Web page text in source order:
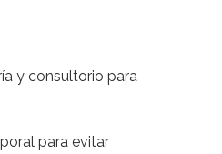
y consultorio para
para evitar